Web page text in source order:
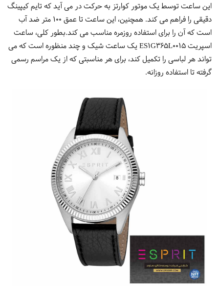
این ساعت توسط یک موتور کوارتز به حرکت در می آید که تایم کیپینگ
دقیقی را فراهم می کند. همچنین، این ساعت تا عمق 100 متر ضد آب
است که آن را برای استفاده روزمره مناسب می کند.بطور کلی، ساعت
اسپریت ES1G365L0015 یک ساعت شیک و چند منظوره است که می
تواند هر لباسی را تکمیل کند، برای هر مناسبتی که از یک مراسم رسمی
گرفته تا استفاده روزانه.